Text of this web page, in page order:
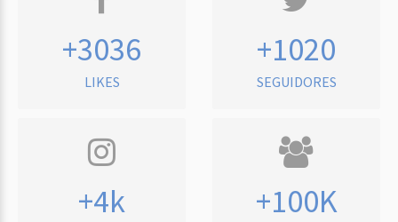
+3036
LIKES
+1020
SEGUIDORES
+4k +100K